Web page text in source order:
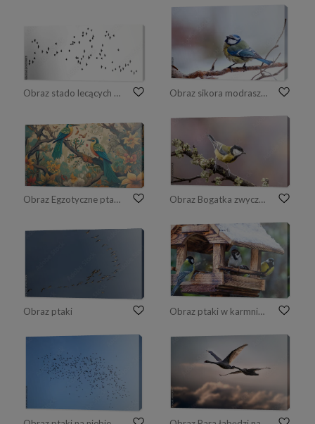
Obraz stado lecących ptaków png, flock of birds Obraz sikora modraszka w zimie
Obraz Egzotyczne ptaki na kwitnących gałęziach drzew. W tle las deszczowy. Tapeta, tło Obraz Bogatka zwyczajna Parus major
Obraz ptaki Obraz ptaki w karmniku zimą i karmnik z drewna w kształcie chaty